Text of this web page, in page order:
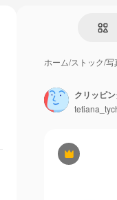
ホーム/ストック/写
Premium